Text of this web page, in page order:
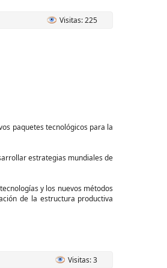
Visitas: 225
paquetes tecnológicos para la
estrategias mundiales de
y los nuevos métodos
de la estructura productiva
Visitas: 3